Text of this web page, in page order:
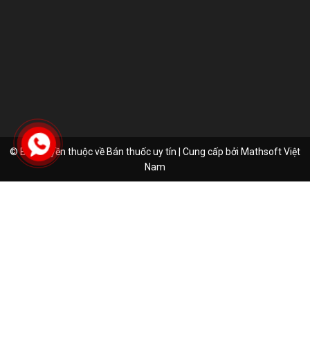
© Bản quyền thuộc về Bán thuốc uy tín | Cung cấp bởi Mathsoft Việt
Nam